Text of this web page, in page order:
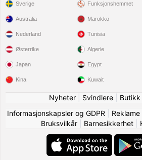
Sverige Funksjonshemmet
Australia
Nederland
Østerrike
Japan
Kina
Marokko
Tunisia
Algerie
Egypt
Kuwait
Nyheter| Svindlere| Butikk
Informasjonskapsler og GDPR
Reklame|
Bruksvilkår
Barnesikkerhet